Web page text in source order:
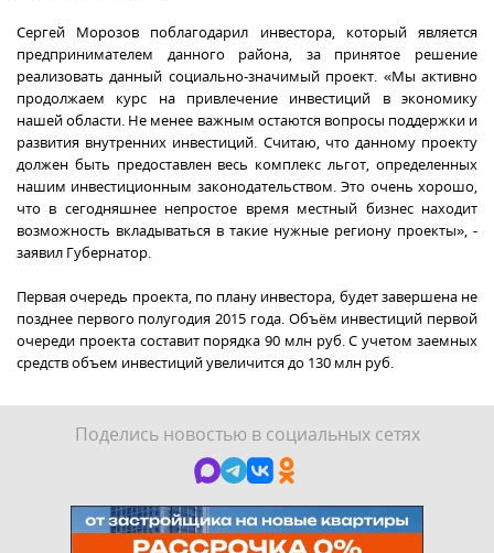
Сергей Морозов поблагодарил инвестора, который является
предпринимателем данного района, за принятое решение
реализовать данный социально-значимый проект. «Мы активно
продолжаем курс на привлечение инвестиций в экономику
нашей области. Не менее важным остаются вопросы поддержки и
развития внутренних инвестиций. Считаю, что данному проекту
должен быть предоставлен весь комплекс льгот, определенных
нашим инвестиционным законодательством. Это очень хорошо,
что в сегодняшнее непростое время местный бизнес находит
возможность вкладываться в такие нужные региону проекты», -
заявил Губернатор.
Первая очередь проекта, по плану инвестора, будет завершена не
позднее первого полугодия 2015 года. Объём инвестиций первой
очереди проекта составит порядка 90 млн руб. С учетом заемных
средств объем инвестиций увеличится до 130 млн руб.
Поделись новостью в социальных сетях